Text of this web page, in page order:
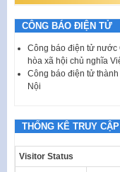
CÔNG BÁO ĐIỆN TỬ
Công báo điện tử nước
hòa xã hội chủ nghĩa
Công báo điện tử
Nội
THỐNG KÊ TRUY CẬP
Visitor Status